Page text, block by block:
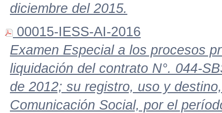
diciembre del 2015.
00015-IESS-AI-2016
Examen Especial a los procesos
liquidación del contrato N°. 044-
de 2012; su registro, uso y
Comunicación Social, por el